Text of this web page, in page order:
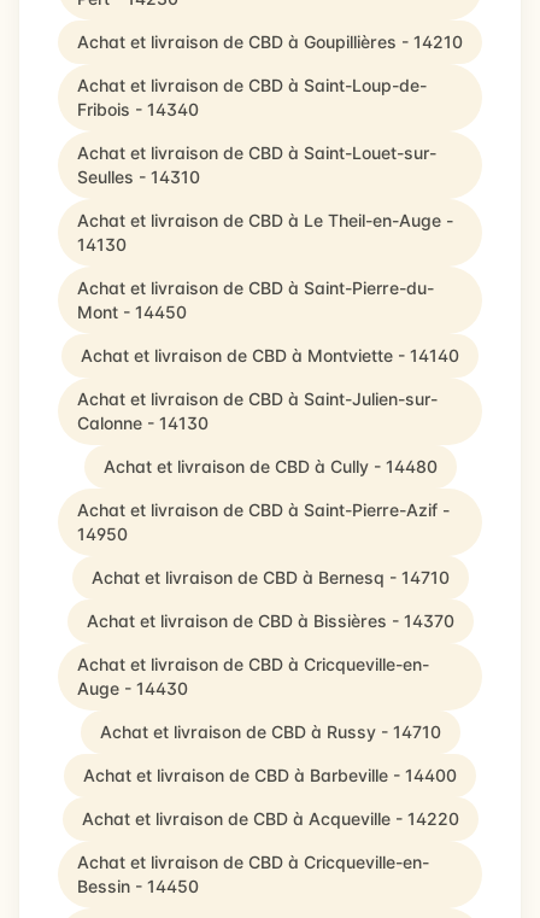
Achat et livraison de CBD à Goupillières - 14210
Achat et livraison de CBD à Saint-Loup-de-
Fribois - 14340
Achat et livraison de CBD à Saint-Louet-sur-
Seulles - 14310
Achat et livraison de CBD à Le Theil-en-Auge -
14130
Achat et livraison de CBD à Saint-Pierre-du-
Mont - 14450
Achat et livraison de CBD à Montviette - 14140
Achat et livraison de CBD à Saint-Julien-sur-
Calonne - 14130
Achat et livraison de CBD à Cully - 14480
Achat et livraison de CBD à Saint-Pierre-Azif -
14950
Achat et livraison de CBD à Bernesq - 14710
Achat et livraison de CBD à Bissières - 14370
Achat et livraison de CBD à Cricqueville-en-
Auge - 14430
Achat et livraison de CBD à Russy - 14710
Achat et livraison de CBD à Barbeville - 14400
Achat et livraison de CBD à Acqueville - 14220
Achat et livraison de CBD à Cricqueville-en-
Bessin - 14450